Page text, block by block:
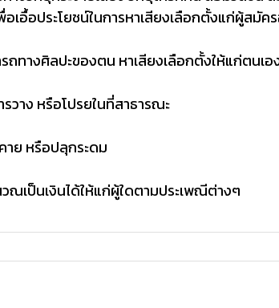
เอื้อประโยชน์ในการหาเสียงเลือกตั้งแก่ผู้สมัค
ทางศิลปะของตน หาเสียงเลือกตั้งให้แก่ตนเ
วาง หรือโปรยในที่สาธารณะ
าย หรือปลุกระดม
ณเป็นเงินได้ให้แก่ผู้ใดตามประเพณีต่างๆ